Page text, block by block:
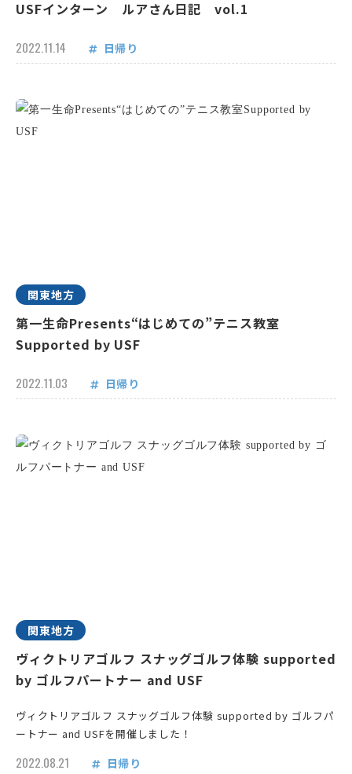
USFインターン ルアさん日記 vol.1
2022.11.14 日帰り
関東地方
第一生命Presents“はじめての”テニス教室
Supported by USF
2022.11.03 日帰り
関東地方
ヴィクトリアゴルフ スナッグゴルフ体験 supported
by ゴルフパートナー and USF
ヴィクトリアゴルフ スナッグゴルフ体験 supported by ゴルフパ
ートナー and USFを開催しました！
2022.08.21 日帰り